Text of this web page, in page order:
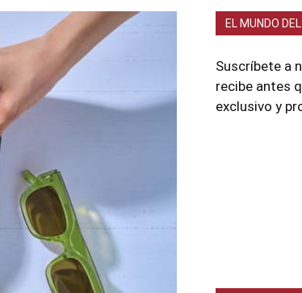
EL MUNDO
Suscríbete a
recibe antes
exclusivo y